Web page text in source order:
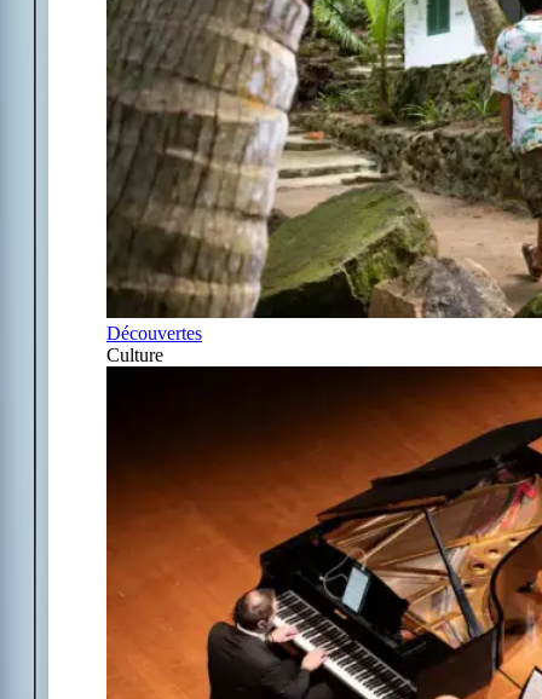
Découvertes
Culture